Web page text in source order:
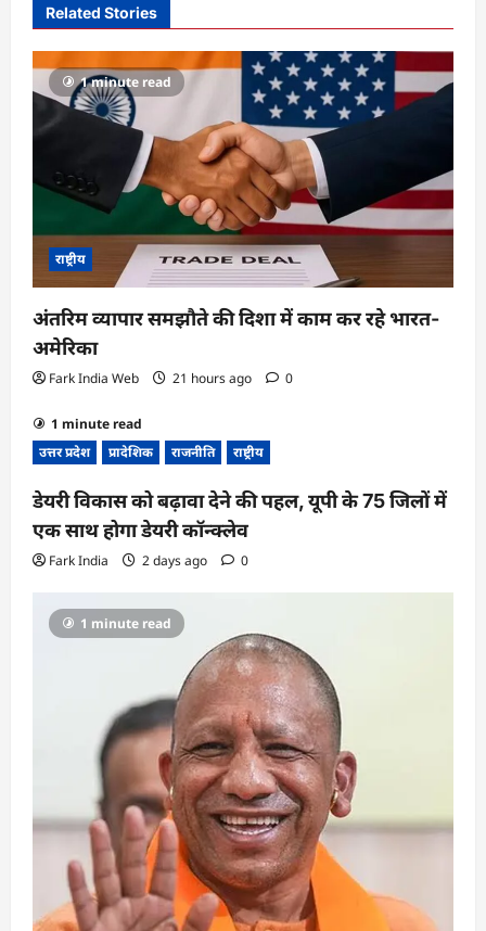
g
o
Related Stories
1 minute read
राष्ट्रीय
अंतरिम व्यापार समझौते की दिशा में काम कर रहे भारत-
अमेरिका
Fark India Web 21 hours ago 0
1 minute read
उत्तर प्रदेश
प्रादेशिक राजनीति राष्ट्रीय
डेयरी विकास को बढ़ावा देने की पहल, यूपी के 75 जिलों में
एक साथ होगा डेयरी कॉन्क्लेव
Fark India 2 days ago 0
1 minute read